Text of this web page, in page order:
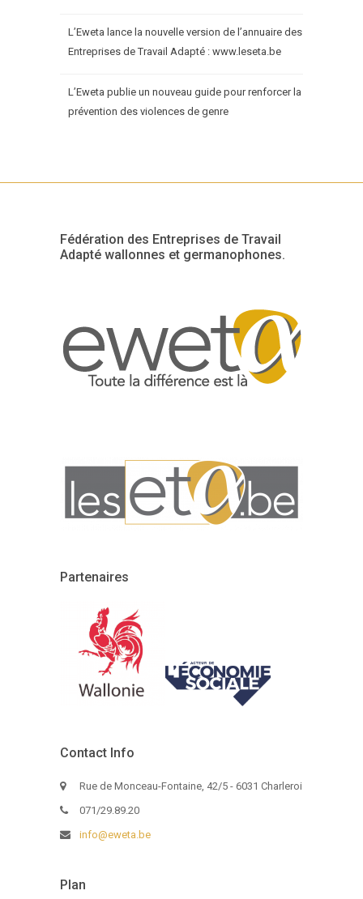
L’Eweta lance la nouvelle version de l’annuaire des
Entreprises de Travail Adapté : www.leseta.be
L’Eweta publie un nouveau guide pour renforcer la
prévention des violences de genre
Fédération des Entreprises de Travail
Adapté wallonnes et germanophones.
Partenaires
Contact Info
Rue de Monceau-Fontaine, 42/5 - 6031 Charleroi
071/29.89.20
info@eweta.be
Plan